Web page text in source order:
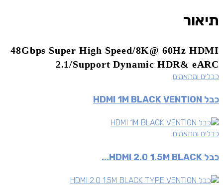
תיאור
48Gbps Super High Speed/8K@ 60Hz HDMI
2.1/Support Dynamic HDR& eARC
כבלים ומתאמים
כבל HDMI 1M BLACK VENTION
כבלים ומתאמים
כבל HDMI 2.0 1.5M BLACK...